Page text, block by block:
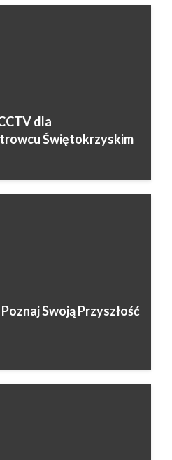
dla
Świętokrzyskim
Swoją Przyszłość